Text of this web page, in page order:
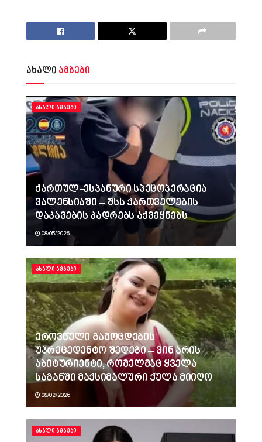
ახალი ამბები
ᲐᲮᲐᲚᲘ ᲐᲛᲑᲔᲑᲘ
ქართულ-ესპანური სპეცოპერაცია
ვალენსიაში – შსს ქართველების
დაკავების კადრებს აქვეყნებს
08/05/2026
ᲐᲮᲐᲚᲘ ᲐᲛᲑᲔᲑᲘ
ეროვნული გამოცდების
უპრეცედენტო შედეგი – ვინ არის
აბიტურიენტი, რომელმაც ყველა
საგანში მაქსიმალური ქულა მიიღო
08/02/2026
ᲐᲮᲐᲚᲘ ᲐᲛᲑᲔᲑᲘ